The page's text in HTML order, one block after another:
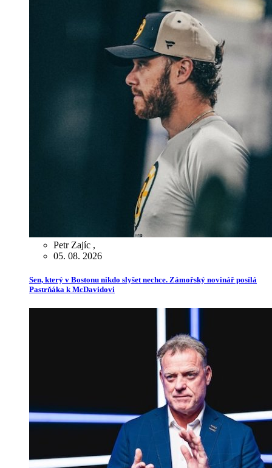
Petr Zajíc ,
05. 08. 2026
Sen, který v Bostonu nikdo slyšet nechce. Zámořský novinář posílá
Pastrňáka k McDavidovi